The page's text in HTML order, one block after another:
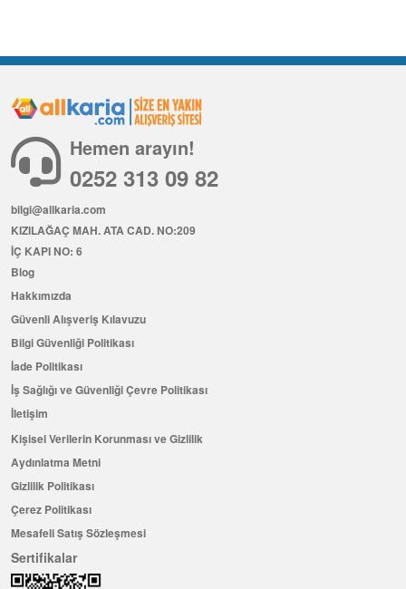
Hemen arayın!
0252 313 09 82
bilgi@allkaria.com
KIZILAĞAÇ MAH. ATA CAD. NO:209
İÇ KAPI NO: 6
Blog
Hakkımızda
Güvenli Alışveriş Kılavuzu
Bilgi Güvenliği Politikası
İade Politikası
İş Sağlığı ve Güvenliği Çevre Politikası
İletişim
Kişisel Verilerin Korunması ve Gizlilik
Aydınlatma Metni
Gizlilik Politikası
Çerez Politikası
Mesafeli Satış Sözleşmesi
Sertifikalar